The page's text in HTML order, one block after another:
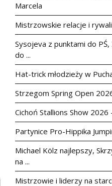
Marcela
Mistrzowskie relacje i
Sysojeva z punktami do PŚ,
do ...
Hat-trick młodzieży w
Strzegom Spring Open
Cichoń Stallions Show 2026
Partynice Pro-Hippika
Michael Kölz najlepszy,
na ...
Mistrzowie i liderzy na